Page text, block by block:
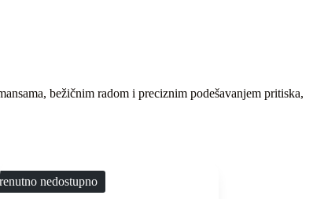
bežičnim radom i preciznim podešavanjem pritiska,
nedostupno